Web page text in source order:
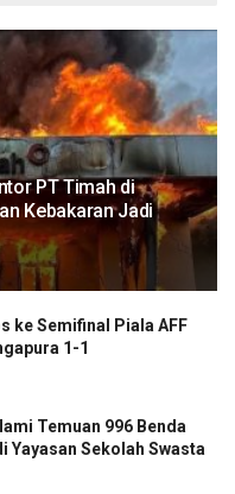
PT Timah di
Kebakaran Jadi
ke Semifinal Piala AFF
1-1
Temuan 996 Benda
Yayasan Sekolah Swasta